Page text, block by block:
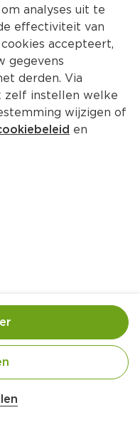
Bereiding
analyses uit te
effectiviteit van
accepteert,
gegevens
derden. Via
zelf instellen welke
wijzigen of
en